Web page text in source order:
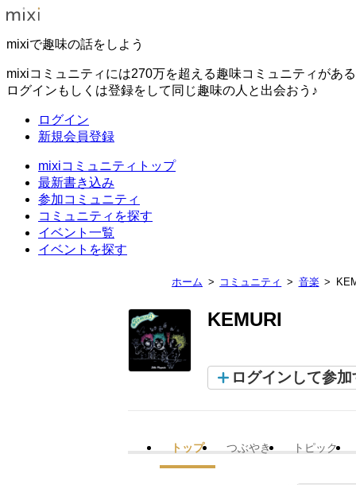
mixiで趣味の話をしよう
mixiコミュニティには270万を超える趣味コミュニティがあ
ログインもしくは登録をして同じ趣味の人と出会おう♪
ログイン
新規会員登録
mixiコミュニティトップ
最新書き込み
参加コミュニティ
コミュニティを探す
イベント一覧
イベントを探す
ホーム コミュニティ 音楽
KEMURI
ログインして参加
トップ つぶやき トピック